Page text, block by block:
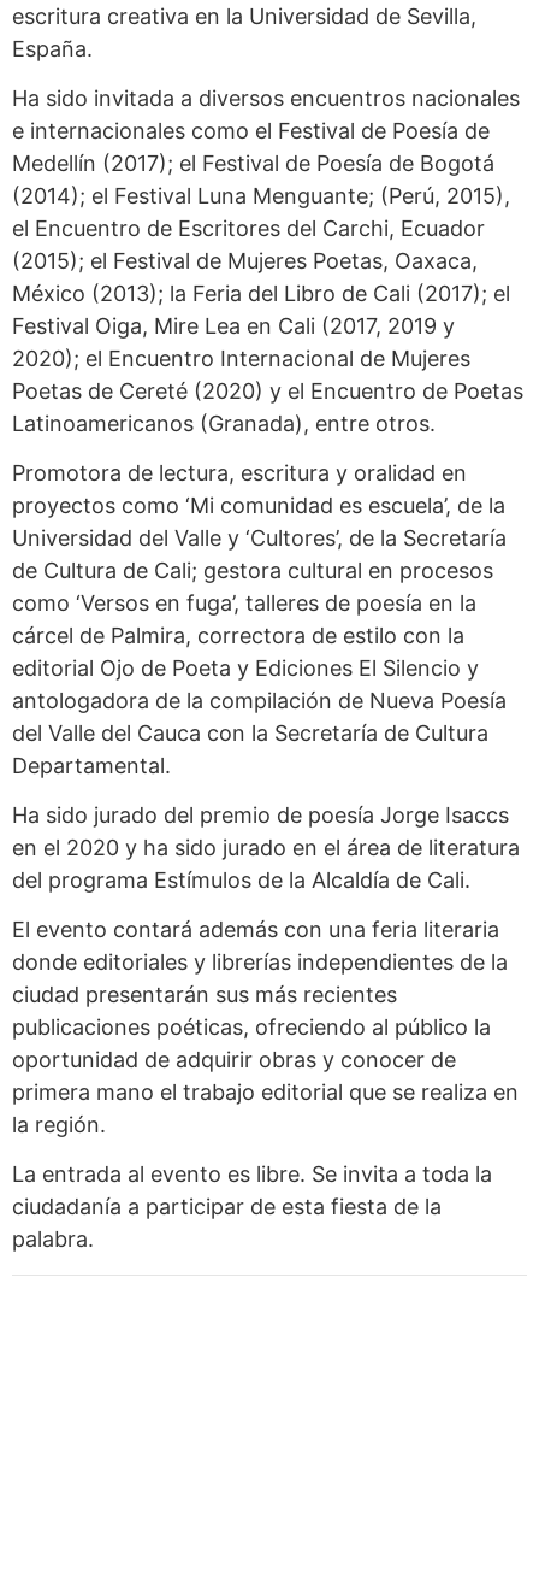
escritura creativa en la Universidad de Sevilla,
España.
Ha sido invitada a diversos encuentros nacionales
e internacionales como el Festival de Poesía de
Medellín (2017); el Festival de Poesía de Bogotá
(2014); el Festival Luna Menguante; (Perú, 2015),
el Encuentro de Escritores del Carchi, Ecuador
(2015); el Festival de Mujeres Poetas, Oaxaca,
México (2013); la Feria del Libro de Cali (2017); el
Festival Oiga, Mire Lea en Cali (2017, 2019 y
2020); el Encuentro Internacional de Mujeres
Poetas de Cereté (2020) y el Encuentro de Poetas
Latinoamericanos (Granada), entre otros.
Promotora de lectura, escritura y oralidad en
proyectos como ‘Mi comunidad es escuela’, de la
Universidad del Valle y ‘Cultores’, de la Secretaría
de Cultura de Cali; gestora cultural en procesos
como ‘Versos en fuga’, talleres de poesía en la
cárcel de Palmira, correctora de estilo con la
editorial Ojo de Poeta y Ediciones El Silencio y
antologadora de la compilación de Nueva Poesía
del Valle del Cauca con la Secretaría de Cultura
Departamental.
Ha sido jurado del premio de poesía Jorge Isaccs
en el 2020 y ha sido jurado en el área de literatura
del programa Estímulos de la Alcaldía de Cali.
El evento contará además con una feria literaria
donde editoriales y librerías independientes de la
ciudad presentarán sus más recientes
publicaciones poéticas, ofreciendo al público la
oportunidad de adquirir obras y conocer de
primera mano el trabajo editorial que se realiza en
la región.
La entrada al evento es libre. Se invita a toda la
ciudadanía a participar de esta fiesta de la
palabra.